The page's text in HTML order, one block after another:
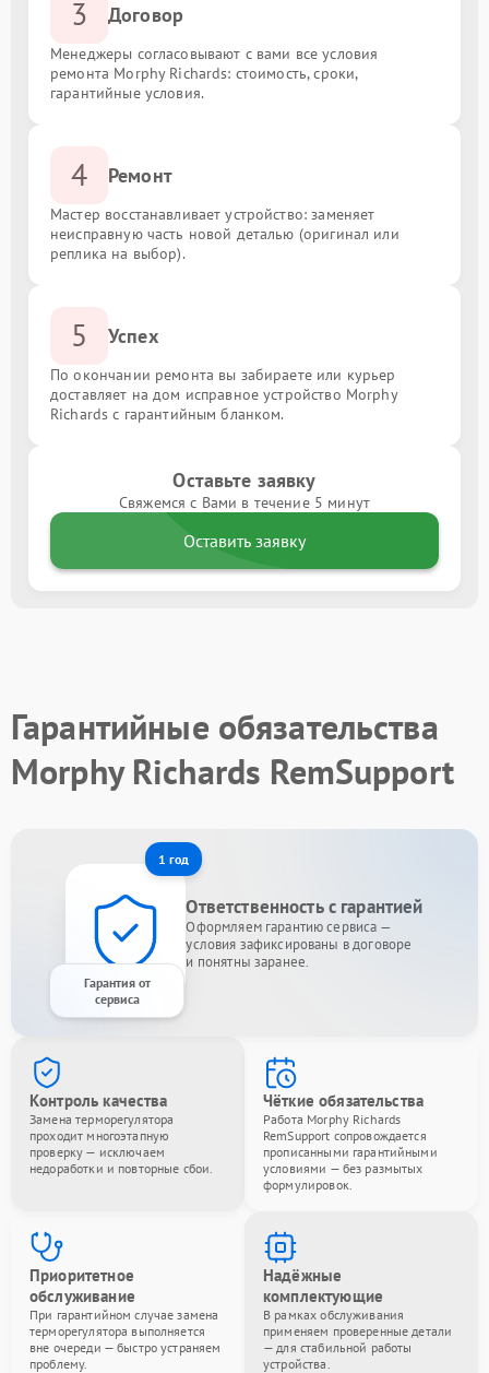
3 Договор
Менеджеры согласовывают с вами все условия
ремонта Morphy Richards: стоимость, сроки,
гарантийные условия.
4 Ремонт
Мастер восстанавливает устройство: заменяет
неисправную часть новой деталью (оригинал или
реплика на выбор).
5 Успех
По окончании ремонта вы забираете или курьер
доставляет на дом исправное устройство Morphy
Richards с гарантийным бланком.
Оставьте заявку
Свяжемся с Вами в течение 5 минут
Оставить заявку
Гарантийные обязательства
Morphy Richards RemSupport
1 год
Гарантия от
сервиса
Ответственность с гарантией
Оформляем гарантию сервиса —
условия зафиксированы в договоре
и понятны заранее.
Контроль качества
Замена терморегулятора
проходит многоэтапную
проверку — исключаем
недоработки и повторные сбои.
Чёткие обязательства
Работа Morphy Richards
RemSupport сопровождается
прописанными гарантийными
условиями — без размытых
формулировок.
Приоритетное
обслуживание
При гарантийном случае замена
терморегулятора выполняется
вне очереди — быстро устраняем
проблему.
Надёжные
комплектующие
В рамках обслуживания
применяем проверенные детали
— для стабильной работы
устройства.